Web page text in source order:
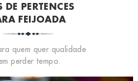
DE PERTENCES
FEIJOADA
quem quer qualidade
perder tempo.